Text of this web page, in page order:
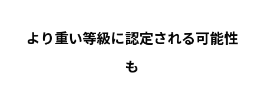
より重い等級に認定される可能性
も